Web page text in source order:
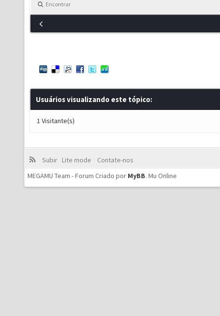
Encontrar
Usuários visualizando este tópico:
1 Visitante(s)
Subir Lite mode
Contate-nos
MEGAMU Team - Forum Criado por MyBB. Mu Online